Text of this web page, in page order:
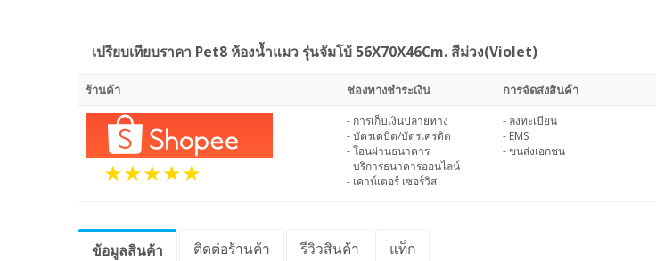
เปรียบเทียบราคา Pet8 ห้องน้ำแมว รุ่นจัมโบ้ 56X70X46Cm. สีม่วง(Violet)
ร้านค้า ช่องทางชำระเงิน การจัดส่งสินค้า
- การเก็บเงินปลายทาง
- บัตรเดบิต/บัตรเครดิต
- โอนผ่านธนาคาร
- บริการธนาคารออนไลน์
- เคาน์เตอร์ เซอร์วิส
- ลงทะเบียน
- EMS
- ขนส่งเอกชน
ข้อมูลสินค้า ติดต่อร้านค้า รีวิวสินค้า แท็ก